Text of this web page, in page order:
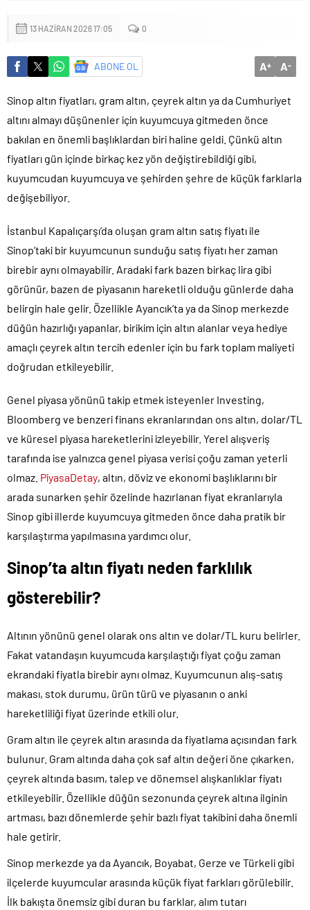
13 HAZIRAN 2026 17:05 0
ABONE OL A+ A-
Sinop altın fiyatları, gram altın, çeyrek altın ya da Cumhuriyet
altını almayı düşünenler için kuyumcuya gitmeden önce
bakılan en önemli başlıklardan biri haline geldi. Çünkü altın
fiyatları gün içinde birkaç kez yön değiştirebildiği gibi,
kuyumcudan kuyumcuya ve şehirden şehre de küçük farklarla
değişebiliyor.
İstanbul Kapalıçarşı’da oluşan gram altın satış fiyatı ile
Sinop’taki bir kuyumcunun sunduğu satış fiyatı her zaman
birebir aynı olmayabilir. Aradaki fark bazen birkaç lira gibi
görünür, bazen de piyasanın hareketli olduğu günlerde daha
belirgin hale gelir. Özellikle Ayancık’ta ya da Sinop merkezde
düğün hazırlığı yapanlar, birikim için altın alanlar veya hediye
amaçlı çeyrek altın tercih edenler için bu fark toplam maliyeti
doğrudan etkileyebilir.
Genel piyasa yönünü takip etmek isteyenler Investing,
Bloomberg ve benzeri finans ekranlarından ons altın, dolar/TL
ve küresel piyasa hareketlerini izleyebilir. Yerel alışveriş
tarafında ise yalnızca genel piyasa verisi çoğu zaman yeterli
olmaz. PiyasaDetay, altın, döviz ve ekonomi başlıklarını bir
arada sunarken şehir özelinde hazırlanan fiyat ekranlarıyla
Sinop gibi illerde kuyumcuya gitmeden önce daha pratik bir
karşılaştırma yapılmasına yardımcı olur.
Sinop’ta altın fiyatı neden farklılık
gösterebilir?
Altının yönünü genel olarak ons altın ve dolar/TL kuru belirler.
Fakat vatandaşın kuyumcuda karşılaştığı fiyat çoğu zaman
ekrandaki fiyatla birebir aynı olmaz. Kuyumcunun alış-satış
makası, stok durumu, ürün türü ve piyasanın o anki
hareketliliği fiyat üzerinde etkili olur.
Gram altın ile çeyrek altın arasında da fiyatlama açısından fark
bulunur. Gram altında daha çok saf altın değeri öne çıkarken,
çeyrek altında basım, talep ve dönemsel alışkanlıklar fiyatı
etkileyebilir. Özellikle düğün sezonunda çeyrek altına ilginin
artması, bazı dönemlerde şehir bazlı fiyat takibini daha önemli
hale getirir.
Sinop merkezde ya da Ayancık, Boyabat, Gerze ve Türkeli gibi
ilçelerde kuyumcular arasında küçük fiyat farkları görülebilir.
İlk bakışta önemsiz gibi duran bu farklar, alım tutarı